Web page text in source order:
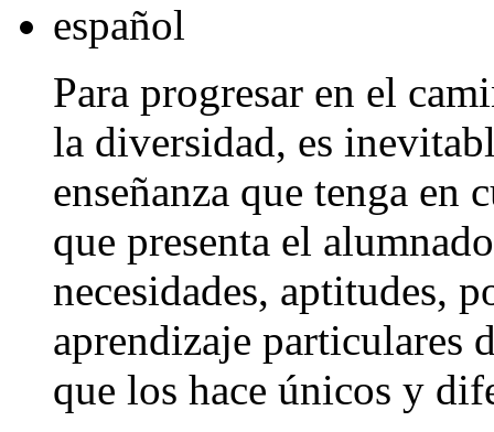
español
Para progresar en el
la diversidad, es
enseñanza que tenga en
que presenta el
necesidades, aptitudes,
aprendizaje particulares
que los hace únicos y